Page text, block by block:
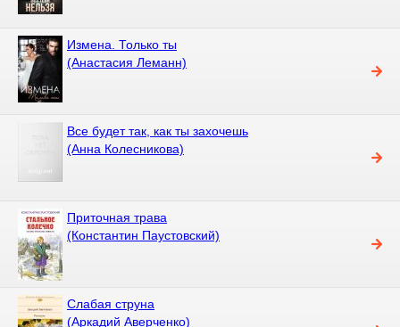
Измена. Только ты
(Анастасия Леманн)
Все будет так, как ты захочешь
(Анна Колесникова)
Приточная трава
(Константин Паустовский)
Слабая струна
(Аркадий Аверченко)